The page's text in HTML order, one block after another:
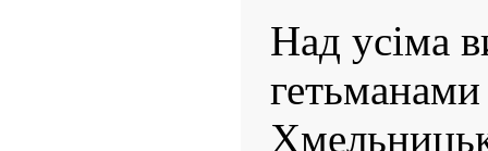
Над усіма